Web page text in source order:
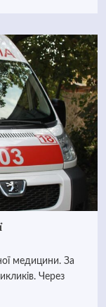
медицини. За
Через